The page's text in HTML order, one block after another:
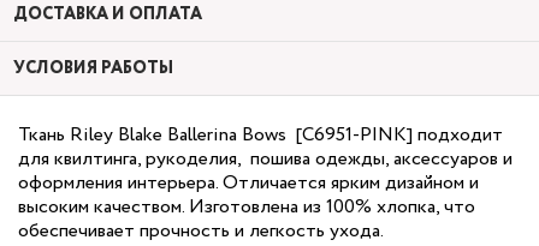
ДОСТАВКА И ОПЛАТА
УСЛОВИЯ РАБОТЫ
Ткань Riley Blake Ballerina Bows [C6951-PINK] подходит
для квилтинга, рукоделия, пошива одежды, аксессуаров и
оформления интерьера. Отличается ярким дизайном и
высоким качеством. Изготовлена из 100% хлопка, что
обеспечивает прочность и легкость ухода.